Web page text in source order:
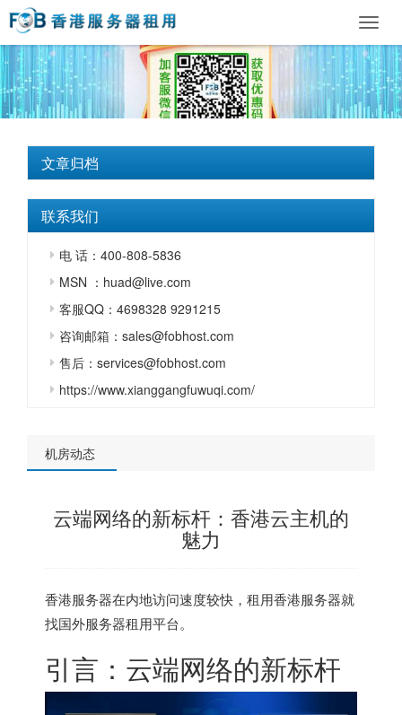
文章归档
联系我们
电 话：400-808-5836
MSN ：huad@live.com
客服QQ：4698328 9291215
咨询邮箱：sales@fobhost.com
售后：services@fobhost.com
https://www.xianggangfuwuqi.com/
机房动态
云端网络的新标杆：香港云主机的
魅力
香港服务器在内地访问速度较快，租用香港服务器就
找国外服务器租用平台。
引言：云端网络的新标杆